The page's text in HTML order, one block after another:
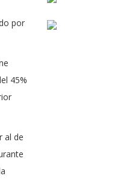
por
45%
al de